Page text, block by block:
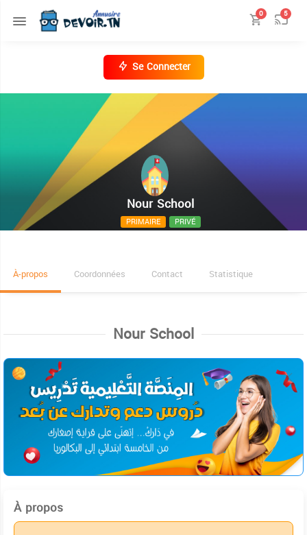
0 5
Se Connecter
Nour School
PRIMAIRE PRIVÉ
Avenue Omar Ibn El Khattab
À-propos Coordonnées Contact Statistique
Nour School
À propos